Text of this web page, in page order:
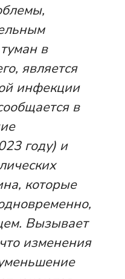
в
является
инфекции
в
году) и
которые
Вызывает
изменения